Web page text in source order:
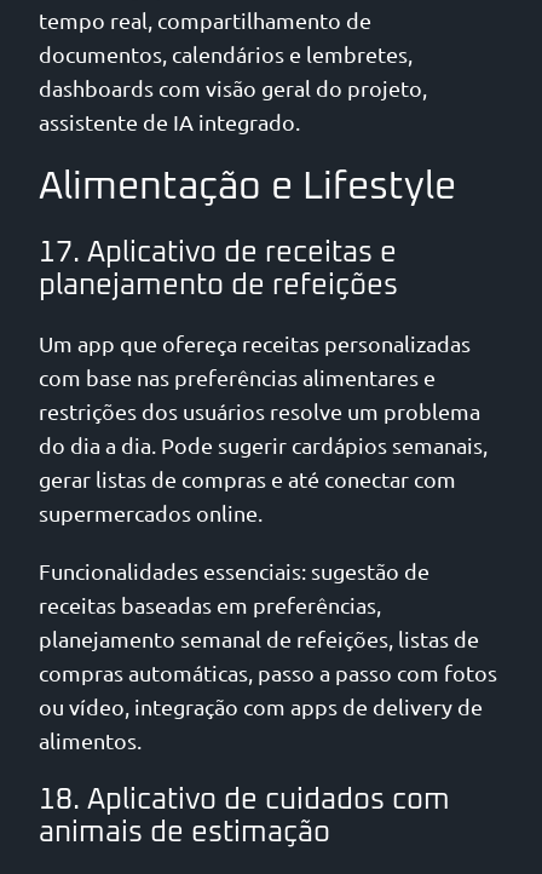
tempo real, compartilhamento de
documentos, calendários e lembretes,
dashboards com visão geral do projeto,
assistente de IA integrado.
Alimentação e Lifestyle
17. Aplicativo de receitas e
planejamento de refeições
Um app que ofereça receitas personalizadas
com base nas preferências alimentares e
restrições dos usuários resolve um problema
do dia a dia. Pode sugerir cardápios semanais,
gerar listas de compras e até conectar com
supermercados online.
Funcionalidades essenciais: sugestão de
receitas baseadas em preferências,
planejamento semanal de refeições, listas de
compras automáticas, passo a passo com fotos
ou vídeo, integração com apps de delivery de
alimentos.
18. Aplicativo de cuidados com
animais de estimação